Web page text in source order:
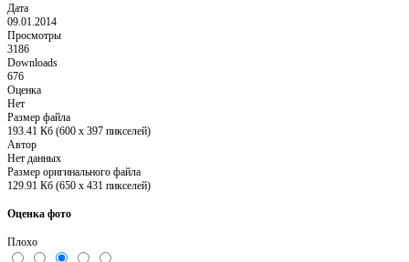
Дата
09.01.2014
Просмотры
3186
Downloads
676
Оценка
Нет
Размер файла
193.41 Кб (600 x 397 пикселей)
Автор
Нет данных
Размер оригинального файла
129.91 Кб (650 x 431 пикселей)
Оценка фото
Плохо